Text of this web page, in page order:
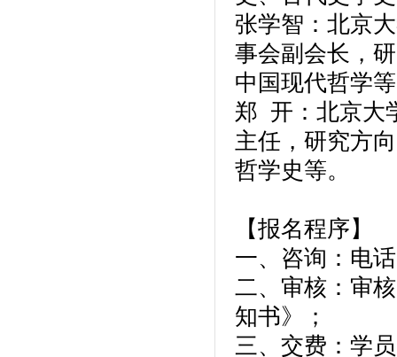
张学智：北京
事会副会长，
中国现代哲学
郑 开：北京大
主任，研究方
哲学史等。
【报名程序】
一、咨询：电
二、审核：审
知书》；
三、交费：学